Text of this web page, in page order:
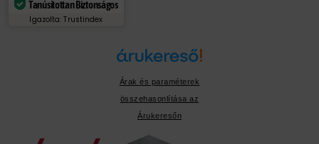
Tanúsítottan Biztonságos
Igazolta: Trustindex
Árak és paraméterek
összehasonlítása az
Árukeresőn